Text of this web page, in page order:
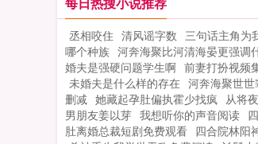
太，惊不惊喜？感
不敢动...
丞相咬住 清风谣字数 三句话主角为
哪个种族 河奔海聚比河清海晏更强调
婚夫是强硬问题学生啊 前妻打扮视频
未婚夫是什么样的存在 河奔海聚世
删减 她藏起孕肚偏执霍少找疯 从将
男朋友姜以芽 我想听你的声音阅读
肚离婚总裁短剧免费观看 四合院林阳